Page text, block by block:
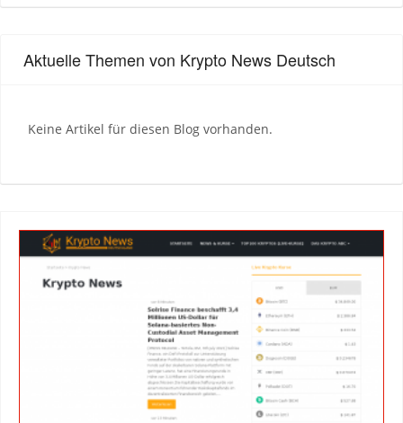
Aktuelle Themen von Krypto News Deutsch
Keine Artikel für diesen Blog vorhanden.